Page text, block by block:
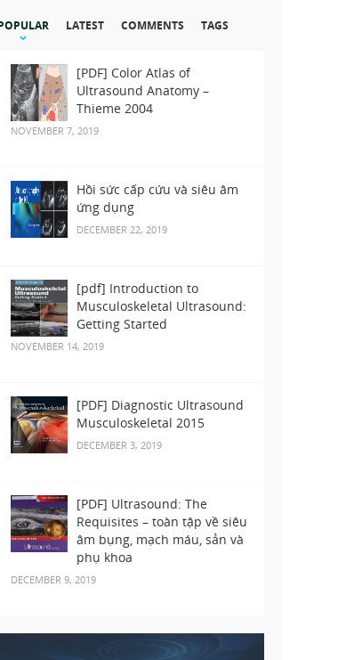
LATEST COMMENTS TAGS
[PDF] Color Atlas of
Ultrasound Anatomy –
Thieme 2004
NOVEMBER 7, 2019
Hồi sức cấp cứu và siêu âm
ứng dụng
DECEMBER 22, 2019
[pdf] Introduction to
Musculoskeletal Ultrasound:
Getting Started
NOVEMBER 14, 2019
[PDF] Diagnostic Ultrasound
Musculoskeletal 2015
DECEMBER 3, 2019
[PDF] Ultrasound: The
Requisites – toàn tập về siêu
âm bụng, mạch máu, sản và
phụ khoa
DECEMBER 9, 2019